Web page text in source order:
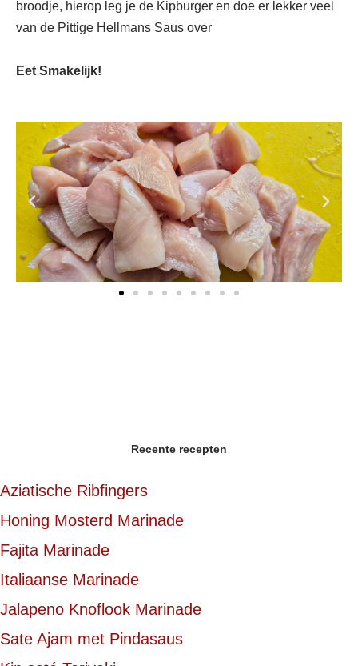
broodje, hierop leg je de Kipburger en doe er lekker veel
van de Pittige Hellmans Saus over
Eet Smakelijk!
Recente recepten
Aziatische Ribfingers
Honing Mosterd Marinade
Fajita Marinade
Italiaanse Marinade
Jalapeno Knoflook Marinade
Sate Ajam met Pindasaus